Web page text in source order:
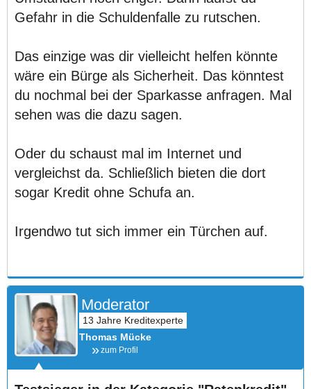
Gefahr in die Schuldenfalle zu rutschen.
Das einzige was dir vielleicht helfen könnte
wäre ein Bürge als Sicherheit. Das könntest
du nochmal bei der Sparkasse anfragen. Mal
sehen was die dazu sagen.
Oder du schaust mal im Internet und
vergleichst da. Schließlich bieten die dort
sogar Kredit ohne Schufa an.
Irgendwo tut sich immer ein Türchen auf.
Moderator
Thomas Mücke
zum Profil